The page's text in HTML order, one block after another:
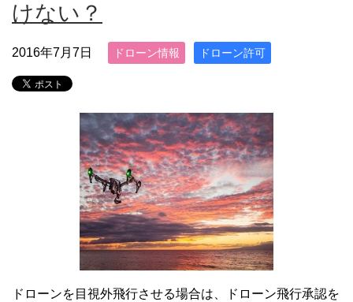
けない？
2016年7月7日 ドローン情報 ドローン許可
ドローンを目視外飛行させる場合は、ドローン飛行承認を